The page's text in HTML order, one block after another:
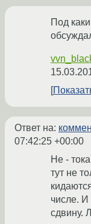
Под
Ответ на:
07:42:25 +00:00
Не -
тут не
числе.
сдвину.